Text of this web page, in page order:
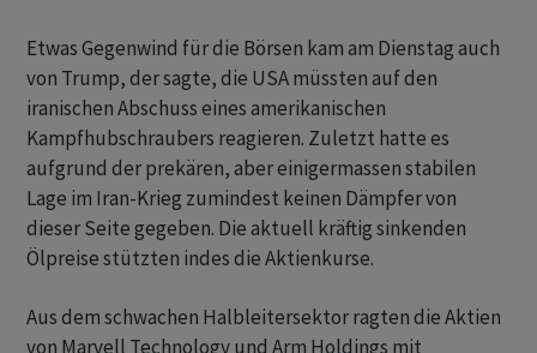
Etwas Gegenwind für die Börsen kam am Dienstag auch
von Trump, der sagte, die USA müssten auf den
iranischen Abschuss eines amerikanischen
Kampfhubschraubers reagieren. Zuletzt hatte es
aufgrund der prekären, aber einigermassen stabilen
Lage im Iran-Krieg zumindest keinen Dämpfer von
dieser Seite gegeben. Die aktuell kräftig sinkenden
Ölpreise stützten indes die Aktienkurse.
Aus dem schwachen Halbleitersektor ragten die Aktien
von Marvell Technology und Arm Holdings mit